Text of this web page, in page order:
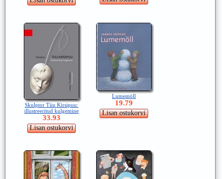
Skulptor Tiiu Kirsipuu:
illustreeritud kulgemine
33.93
Lumemöll
19.79